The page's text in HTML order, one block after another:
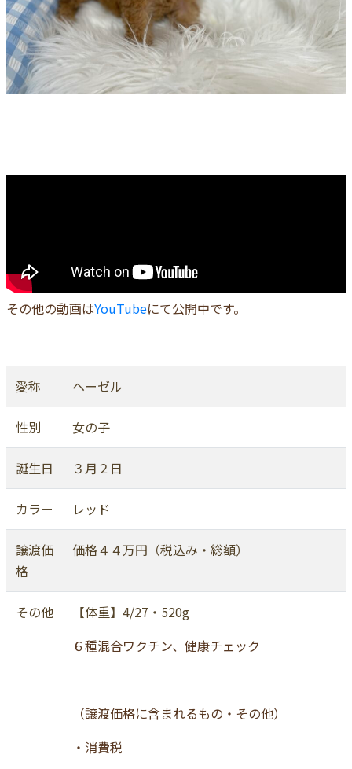
その他の動画はYouTubeにて公開中です。
愛称 ヘーゼル
性別 女の子
誕生日 ３月２日
カラー レッド
譲渡価
格
価格４４万円（税込み・総額）
その他
【体重】4/27・520g
６種混合ワクチン、健康チェック
（譲渡価格に含まれるもの・その他）
・消費税